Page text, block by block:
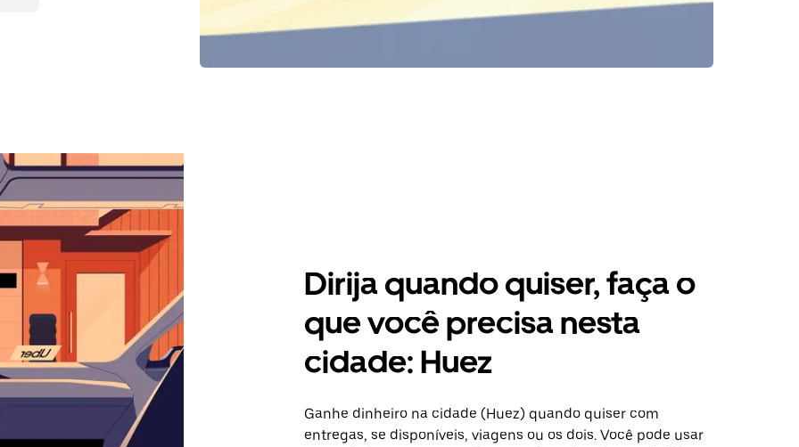
Dirija quando quiser, faça o
que você precisa nesta
cidade: Huez
Ganhe dinheiro na cidade (Huez) quando quiser com
entregas, se disponíveis, viagens ou os dois. Você pode usar